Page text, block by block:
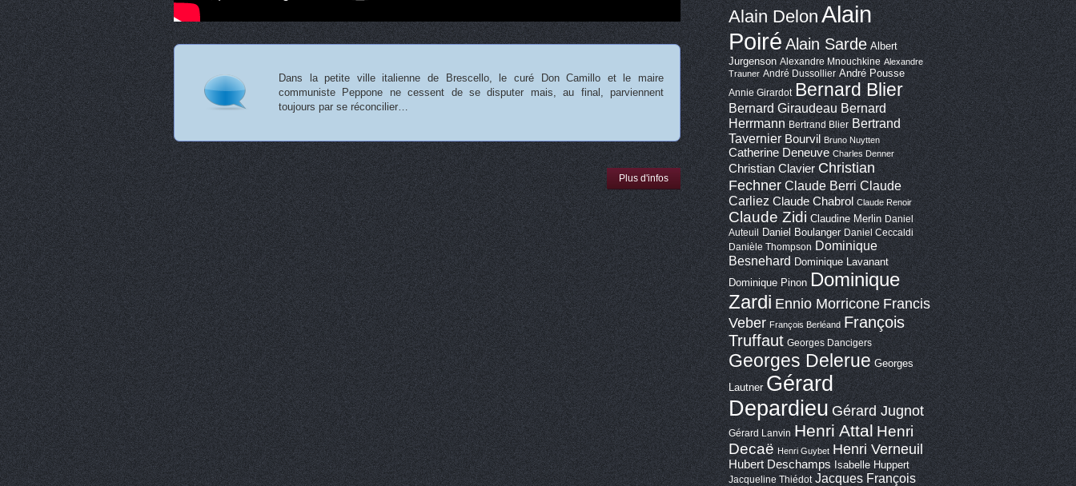
Alain DelonAlain
Poiré Alain Sarde Albert
Jurgenson Alexandre Mnouchkine Alexandre
Trauner André Dussollier André Pousse
Annie Girardot Bernard Blier
Bernard Giraudeau Bernard
Herrmann Bertrand Blier Bertrand
Tavernier Bourvil Bruno Nuytten
Catherine Deneuve Charles Denner
Christian Clavier Christian
Fechner Claude Berri Claude
Carliez Claude Chabrol Claude Renoir
Claude Zidi Claudine Merlin Daniel
Auteuil
Daniel Boulanger Daniel Ceccaldi
Danièle Thompson Dominique
Besnehard Dominique Lavanant
Dominique Pinon Dominique
Zardi Ennio Morricone Francis
Veber François Berléand François
Truffaut Georges Dancigers
Georges Delerue Georges
Lautner Gérard
Depardieu Gérard Jugnot
Gérard Lanvin Henri Attal Henri
Decaë Henri Guybet Henri Verneuil
Hubert Deschamps Isabelle Huppert
Jacqueline Thiédot Jacques François
Dans la petite ville italienne de Brescello, le curé Don Camillo et le maire
communiste Peppone ne cessent de se disputer mais, au final, parviennent
toujours par se réconcilier…
Plus d'infos